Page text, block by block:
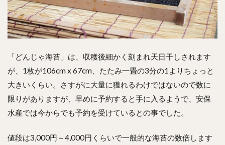
「どんじゃ海苔」は、収穫後細かく刻まれ天日干しされます
が、1枚が106cm x 67cm、たたみ一畳の3分の1よりちょっと
大きいくらい。さすがに大量に獲れるわけではないので数に
限りがありますが、早めに予約すると手に入るようで、安保
水産では今からでも予約を受けているとの事でした。
値段は3,000円～4,000円くらいで一般的な海苔の数倍します